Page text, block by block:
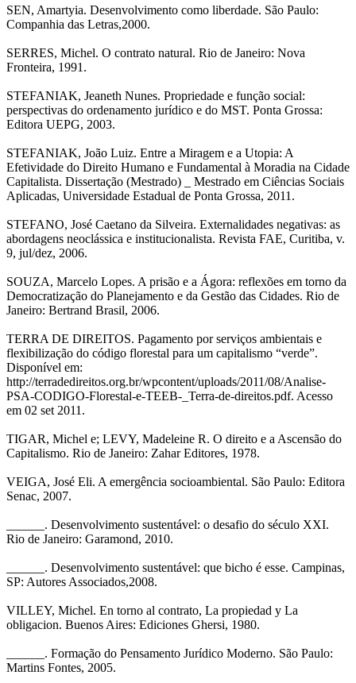
SEN, Amartyia. Desenvolvimento como liberdade. São Paulo:
Companhia das Letras,2000.
SERRES, Michel. O contrato natural. Rio de Janeiro: Nova
Fronteira, 1991.
STEFANIAK, Jeaneth Nunes. Propriedade e função social:
perspectivas do ordenamento jurídico e do MST. Ponta Grossa:
Editora UEPG, 2003.
STEFANIAK, João Luiz. Entre a Miragem e a Utopia: A
Efetividade do Direito Humano e Fundamental à Moradia na Cidade
Capitalista. Dissertação (Mestrado) _ Mestrado em Ciências Sociais
Aplicadas, Universidade Estadual de Ponta Grossa, 2011.
STEFANO, José Caetano da Silveira. Externalidades negativas: as
abordagens neoclássica e institucionalista. Revista FAE, Curitiba, v.
9, jul/dez, 2006.
SOUZA, Marcelo Lopes. A prisão e a Ágora: reflexões em torno da
Democratização do Planejamento e da Gestão das Cidades. Rio de
Janeiro: Bertrand Brasil, 2006.
TERRA DE DIREITOS. Pagamento por serviços ambientais e
flexibilização do código florestal para um capitalismo “verde”.
Disponível em:
http://terradedireitos.org.br/wpcontent/uploads/2011/08/Analise-
PSA-CODIGO-Florestal-e-TEEB-_Terra-de-direitos.pdf. Acesso
em 02 set 2011.
TIGAR, Michel e; LEVY, Madeleine R. O direito e a Ascensão do
Capitalismo. Rio de Janeiro: Zahar Editores, 1978.
VEIGA, José Eli. A emergência socioambiental. São Paulo: Editora
Senac, 2007.
______. Desenvolvimento sustentável: o desafio do século XXI.
Rio de Janeiro: Garamond, 2010.
______. Desenvolvimento sustentável: que bicho é esse. Campinas,
SP: Autores Associados,2008.
VILLEY, Michel. En torno al contrato, La propiedad y La
obligacion. Buenos Aires: Ediciones Ghersi, 1980.
______. Formação do Pensamento Jurídico Moderno. São Paulo:
Martins Fontes, 2005.